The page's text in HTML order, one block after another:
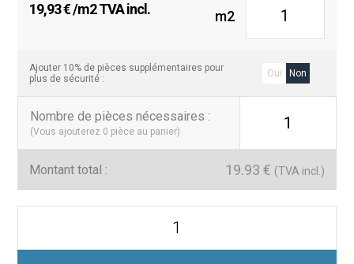
19,93€/m2 TVA incl. m2
Ajouter 10% de pièces supplémentaires pour
plus de sécurité :
Oui Non
Nombre de pièces nécessaires :
(Vous ajouterez 0 pièce au panier) 1
Montant total : 19.93 € (TVA incl.)